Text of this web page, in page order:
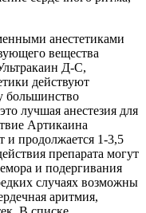
анестетиками
вещества
Д-С,
действуют
большинство
лучшая анестезия для
Артикаина
и продолжается 1-3,5
препарата могут
и подергивания
случаях возможны
аритмия,